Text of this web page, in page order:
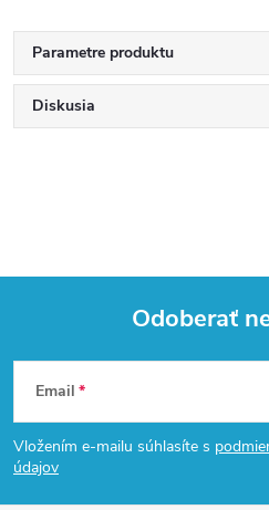
Parametre produktu
Diskusia
Z
á
p
Odoberať
Email
Vložením e-mailu súhlasíte s
údajov